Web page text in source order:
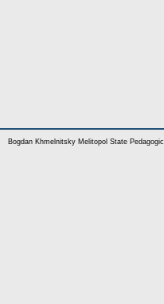
Bogdan Khmelnitsky Melitopol State